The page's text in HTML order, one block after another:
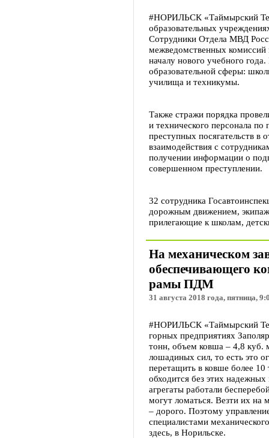
#НОРИЛЬСК «Таймырский
образовательных
Сотрудники Отдела МВД
межведомственных комиссий
началу нового учебного
образовательной сферы:
училища и техникумы.
Также стражи порядка
и технического персонала
преступных посягательств в
взаимодействия с
получении информации о
совершенном преступлении.
32 сотрудника
дорожным движением,
прилегающие к школам,
На механическом
обеспечивающего
рамы ПДМ
31 августа 2018 года, пятница,
#НОРИЛЬСК «Таймырский
горных предприятиях
тонн, объем ковша – 4,8 куб.
лошадиных сил, то есть это
перетащить в ковше более
обходится без этих
агрегаты работали
могут ломаться. Везти их на
– дорого. Поэтому
специалистами
здесь, в Норильске.